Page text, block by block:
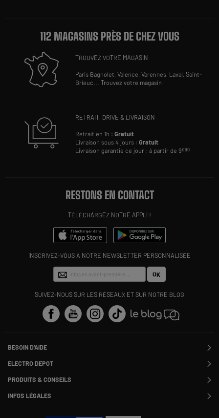
112 MAGASINS PRÈS DE CHEZ VOUS
TROUVEZ VOTRE MAGASIN
Paris Bagnolet,Valence,Varennes, Laval,Saint-
Brieuc...Trouvez votre magasin
RETRAIT, DRIVE & LIVRAISON
Retrait en 1h :Gratuit
Livraison sous 4 jours :Gratuit
Livraison garantie ce jour : à partir de 9€90
RESTONS EN CONTACT
TÉLÉCHARGEZ NOTRE APPLI !
INSCRIVEZ-VOUS À NOTRE NEWSLETTER PERSONNALISÉE
OK
SUIVEZ-NOUS SUR LES RÉSEAUX ET SUR NOTRE BLOG
BESOIN D'AIDE
Suivre ma commande
Modifier ou annuler ma commande
SAV
Payer en plusieurs fois
ELECTRO DEPOT
Rejoignez-nous !
PRODUITS & CONSEILS
Nos marques
Les avis du site
INFOS LÉGALES